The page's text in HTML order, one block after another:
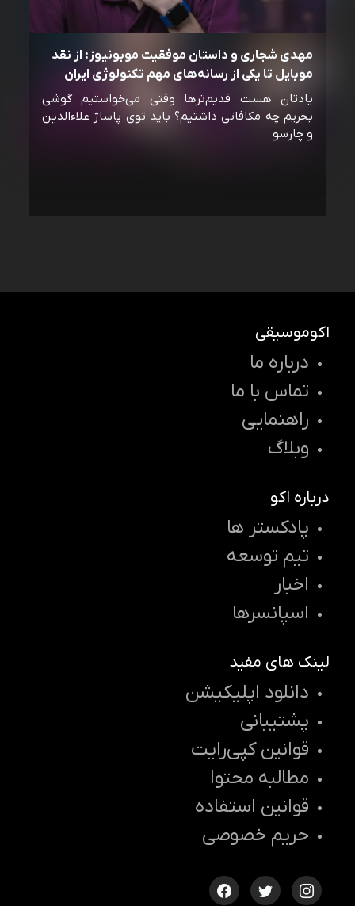
مهدی شجاری و داستان موفقیت موبونیوز: از نقد
موبایل تا یکی از رسانه‌‌های مهم تکنولوژی ایران
یادتان هست قدیم‌ترها وقتی می‌خواستیم گوشی
بخریم چه مکافاتی داشتیم؟ باید توی پاساژ علاءالدین
و چارسو
اکوموسیقی
درباره ما
تماس با ما
راهنمایی
وبلاگ
درباره اکو
پادکستر ها
تیم توسعه
اخبار
اسپانسرها
لینک های مفید
دانلود اپلیکیشن
پشتیبانی
قوانین کپی‌رایت
مطالبه محتوا
قوانین استفاده
حریم خصوصی